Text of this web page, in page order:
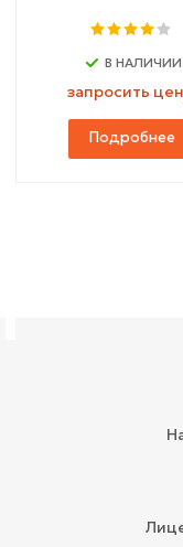
В НАЛИЧИИ
запросить
Подробнее